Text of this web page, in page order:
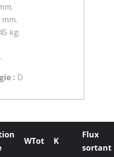
kg.
: D
WTot K
Flux
sortant